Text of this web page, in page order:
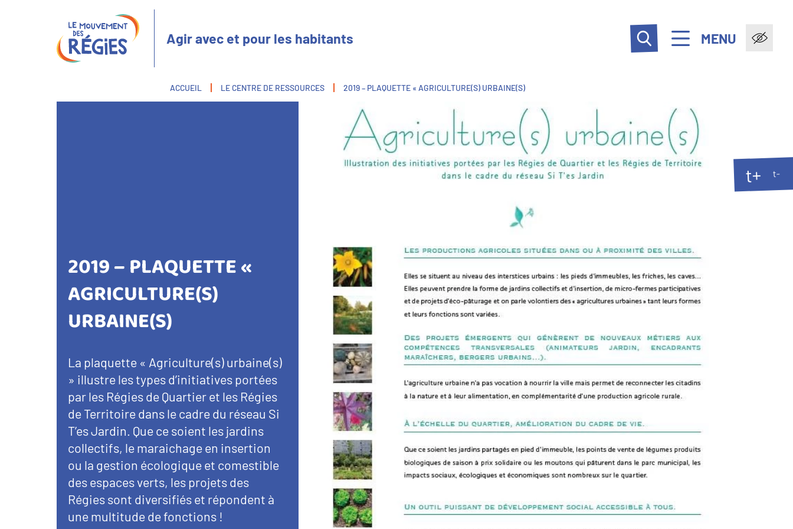
Agir avec et pour les habitants MENU
Fil
d'Ariane
ACCUEIL LE CENTRE DE RESSOURCES 2019 – PLAQUETTE « AGRICULTURE(S) URBAINE(S)
2019 – PLAQUETTE «
AGRICULTURE(S)
URBAINE(S)
La plaquette « Agriculture(s) urbaine(s)
» illustre les types d’initiatives portées
par les Régies de Quartier et les Régies
de Territoire dans le cadre du réseau Si
T’es Jardin. Que ce soient les jardins
collectifs, le maraichage en insertion
ou la gestion écologique et comestible
des espaces verts, les projets des
Régies sont diversifiés et répondent à
une multitude de fonctions !
t+ t-